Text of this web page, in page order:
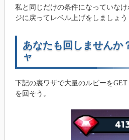
私と同じだけの条件になっていな
ジに戻ってレベル上げをしましょう
あなたも回しませんか
ャ
下記の裏ワザで大量のルビーを
を回そう。